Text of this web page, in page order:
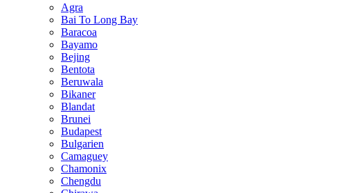
Agra
Bai To Long Bay
Baracoa
Bayamo
Bejing
Bentota
Beruwala
Bikaner
Blandat
Brunei
Budapest
Bulgarien
Camaguey
Chamonix
Chengdu